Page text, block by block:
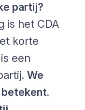
partij?
is het CDA
korte
een
We